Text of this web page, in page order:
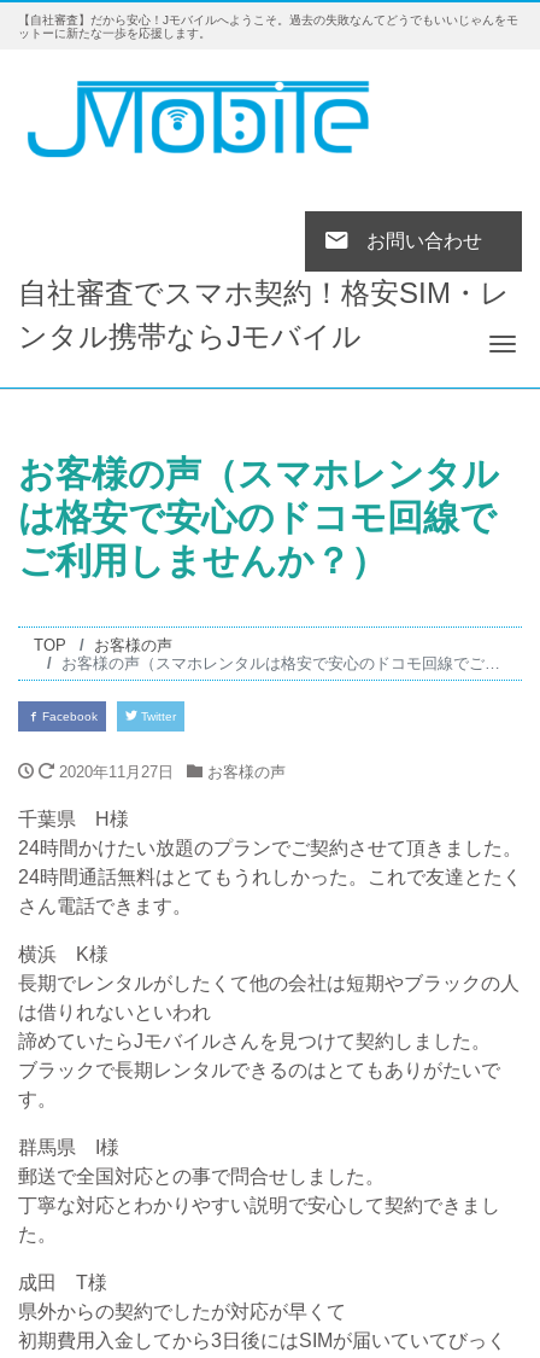
【自社審査】だから安心！Jモバイルへようこそ。過去の失敗なんてどうでもいいじゃんをモ
ットーに新たな一歩を応援します。
お問い合わせ
自社審査でスマホ契約！格安SIM・レ
ンタル携帯ならJモバイル
お客様の声（スマホレンタル
は格安で安心のドコモ回線で
ご利用しませんか？）
TOP
お客様の声
お客様の声（スマホレンタルは格安で安心のドコモ回線でご利用しませんか？）
Facebook Twitter
2020年11月27日 お客様の声
千葉県 H様
24時間かけたい放題のプランでご契約させて頂きました。
24時間通話無料はとてもうれしかった。これで友達とたく
さん電話できます。
横浜 K様
長期でレンタルがしたくて他の会社は短期やブラックの人
は借りれないといわれ
諦めていたらJモバイルさんを見つけて契約しました。
ブラックで長期レンタルできるのはとてもありがたいで
す。
群馬県 I様
郵送で全国対応との事で問合せしました。
丁寧な対応とわかりやすい説明で安心して契約できまし
た。
成田 T様
県外からの契約でしたが対応が早くて
初期費用入金してから3日後にはSIMが届いていてびっく